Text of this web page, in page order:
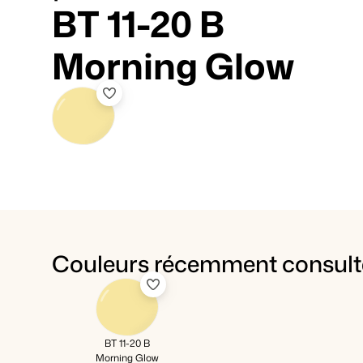
BT 11-20 B
Morning Glow
Couleurs récemment
BT 11-20 B
Morning Glow